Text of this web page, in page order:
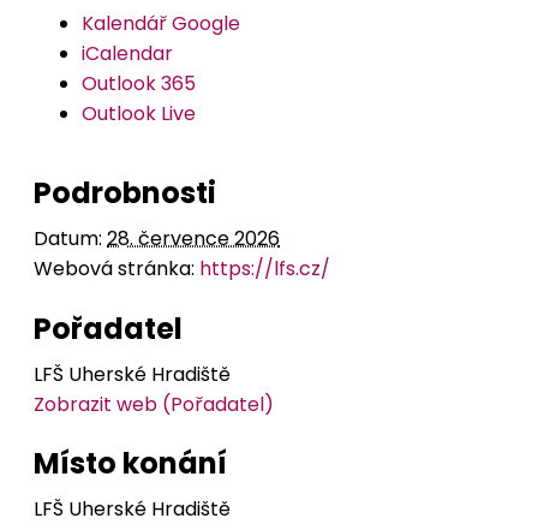
Kalendář Google
iCalendar
Outlook 365
Outlook Live
Podrobnosti
Datum: 28. července 2026
Webová stránka: https://lfs.cz/
Místo konání
LFŠ Uherské Hradiště
Pořadatel
LFŠ Uherské Hradiště
Zobrazit web (Pořadatel)